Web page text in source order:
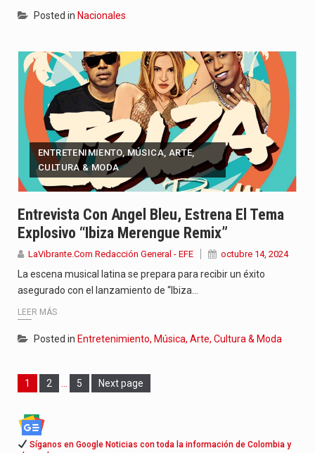
Posted in Nacionales
ENTRETENIMIENTO, MÚSICA, ARTE,
CULTURA & MODA
Entrevista Con Angel Bleu, Estrena El Tema
Explosivo “Ibiza Merengue Remix”
LaVibrante.Com Redacción General - EFE octubre 14, 2024
La escena musical latina se prepara para recibir un éxito
asegurado con el lanzamiento de “Ibiza…
LEER MÁS
Posted in Entretenimiento, Música, Arte, Cultura & Moda
Page
1 Page
2 Page
5 Next page
Síganos en Google Noticias con toda la información de Colombia y